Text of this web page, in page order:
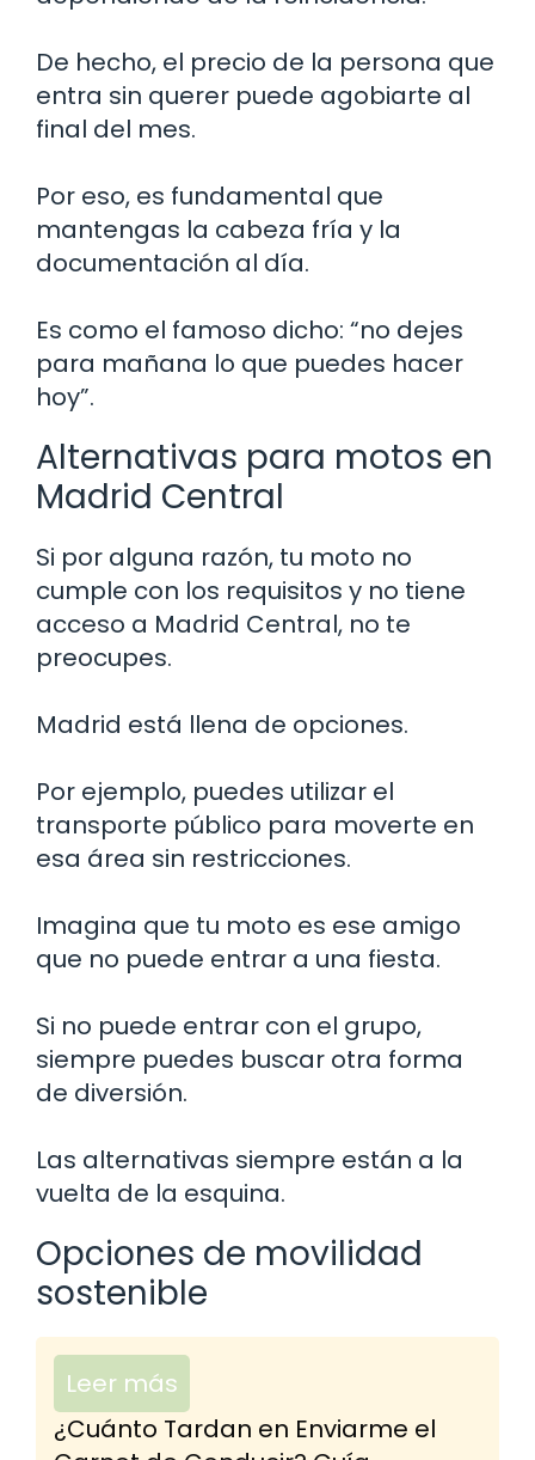
De hecho, el precio de la persona que
entra sin querer puede agobiarte al
final del mes.
Por eso, es fundamental que
mantengas la cabeza fría y la
documentación al día.
Es como el famoso dicho: “no dejes
para mañana lo que puedes hacer
hoy”.
Alternativas para motos en
Madrid Central
Si por alguna razón, tu moto no
cumple con los requisitos y no tiene
acceso a Madrid Central, no te
preocupes.
Madrid está llena de opciones.
Por ejemplo, puedes utilizar el
transporte público para moverte en
esa área sin restricciones.
Imagina que tu moto es ese amigo
que no puede entrar a una fiesta.
Si no puede entrar con el grupo,
siempre puedes buscar otra forma
de diversión.
Las alternativas siempre están a la
vuelta de la esquina.
Opciones de movilidad
sostenible
Leer más
¿Cuánto Tardan en Enviarme el